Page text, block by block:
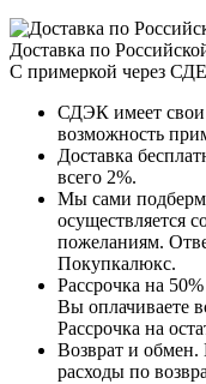
Доставка по
С примеркой через
СДЭК имеет свои
возможность
Доставка
всего 2%.
Мы сами подберм
осуществляется
пожеланиям.
Покупкалюкс.
Рассрочка на
Вы оплачиваете
Рассрочка на
Возврат и обмен.
расходы по